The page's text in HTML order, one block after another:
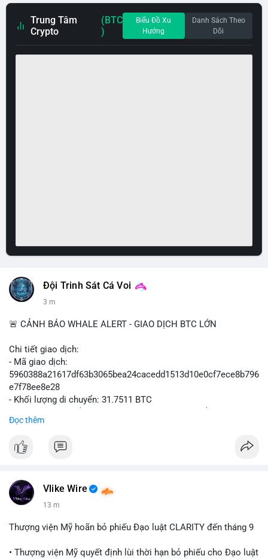
Trung Tâm
Crypto
(BTC
)
Biểu Đồ Xu
Hướng
Danh Sách Theo
Dõi
Đội Trinh Sát Cá Voi
3 m
🚨 CẢNH BÁO WHALE ALERT - GIAO DỊCH BTC LỚN
Chi tiết giao dịch:
- Mã giao dịch:
5960388a21617df63b3065bea24cacedd1513d10e0cf7ece8b796
e7f78ee8e28
- Khối lượng di chuyển: 31.7511 BTC
USD)
Đọc thêm
Vlike Wire
14 m
Thượng viện Mỹ hoãn bỏ phiếu Đạo luật CLARITY đến tháng 9
• Thượng viện Mỹ quyết định lùi thời hạn bỏ phiếu cho Đạo luật